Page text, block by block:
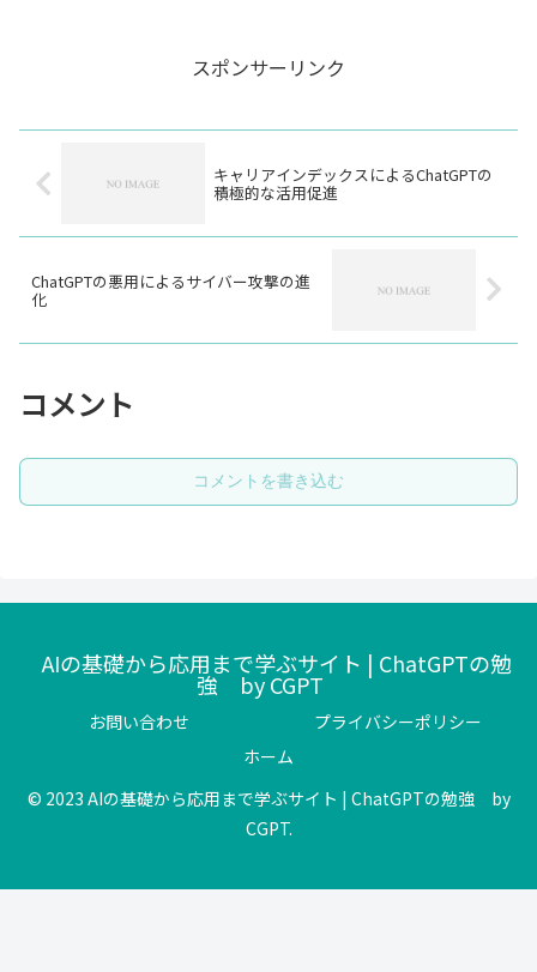
スポンサーリンク
キャリアインデックスによるChatGPTの
積極的な活用促進
ChatGPTの悪用によるサイバー攻撃の進
化
コメント
コメントを書き込む
AIの基礎から応用まで学ぶサイト | ChatGPTの勉
強 by CGPT
お問い合わせ
プライバシーポリシー
ホーム
© 2023 AIの基礎から応用まで学ぶサイト | ChatGPTの勉強 by
CGPT.